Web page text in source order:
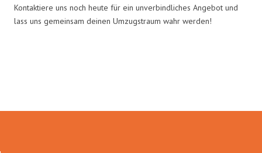
Kontaktiere uns noch heute für ein unverbindliches Angebot und
lass uns gemeinsam deinen Umzugstraum wahr werden!